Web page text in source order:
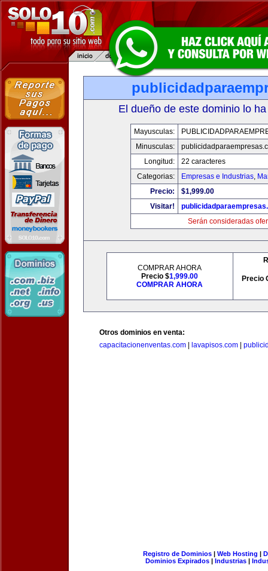
El dueño de este dominio lo
Mayusculas:
Minusculas:
Longitud:
22 caracteres
Categorias:
Empresas e Industrias,
Precio:
$1,999.00
Visitar!
Serán consideradas
COMPRAR AHORA
Precio $1,999.00
COMPRAR AHORA
Precio
Otros dominios en venta:
capacitacionenventas.com
lavapisos.com
Registro de Dominios| Web Hosting |
Dominios Expirados | Industrias |